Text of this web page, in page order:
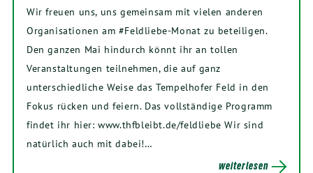
Wir freuen uns, uns gemeinsam mit vielen anderen
Organisationen am #Feldliebe-Monat zu beteiligen.
Den ganzen Mai hindurch könnt ihr an tollen
Veranstaltungen teilnehmen, die auf ganz
unterschiedliche Weise das Tempelhofer Feld in den
Fokus rücken und feiern. Das vollständige Programm
findet ihr hier: www.thfbleibt.de/feldliebe Wir sind
natürlich auch mit dabei!…
weiterlesen